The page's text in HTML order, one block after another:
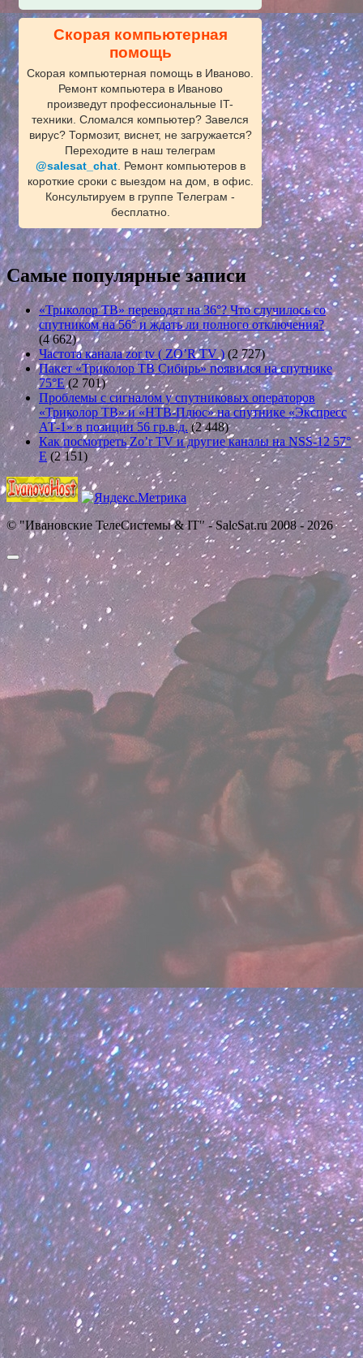
Скорая компьютерная
помощь
Скорая компьютерная помощь в Иваново.
Ремонт компьютера в Иваново
произведут профессиональные IT-
техники. Сломался компьютер? Завелся
вирус? Тормозит, виснет, не загружается?
Переходите в наш телеграм
@salesat_chat. Ремонт компьютеров в
короткие сроки с выездом на дом, в офис.
Консультируем в группе Телеграм -
бесплатно.
Самые популярные записи
«Триколор ТВ» переводят на 36°? Что случилось со
спутником на 56° и ждать ли полного отключения?
(4 662)
Частота канала zor tv ( ZO’R TV ) (2 727)
Пакет «Триколор ТВ Сибирь» появился на спутнике
75°E (2 701)
Проблемы с сигналом у спутниковых операторов
«Триколор ТВ» и «НТВ-Плюс» на спутнике «Экспресс
АТ-1» в позиции 56 гр.в.д. (2 448)
Как посмотреть Zo’r TV и другие каналы на NSS-12 57°
E (2 151)
© "Ивановские ТелеСистемы & IT" - SaleSat.ru 2008 - 2026
Прокрутить
вверх